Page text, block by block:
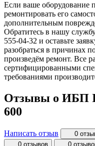
Если ваше оборудование
ремонтировать его
дополнительным
Обратитесь в нашу
555-04-32 и оставьте
разобраться в причинах
произведём ремонт. Все
сертифицированными
требованиями
Отзывы о ИБП
600
Написать отзыв 0
0 отзывов
0